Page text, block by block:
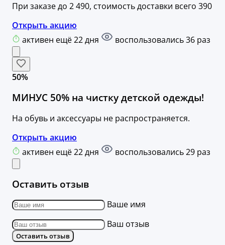
При заказе до 2 490, стоимость доставки всего 390
Открыть акцию
активен ещё 22 дня
воспользовались 36 раз
50%
МИНУС 50% на чистку детской одежды!
На обувь и аксессуары не распространяется.
Открыть акцию
активен ещё 22 дня
воспользовались 29 раз
Оставить отзыв
Ваше имя
Ваш отзыв
Оставить отзыв